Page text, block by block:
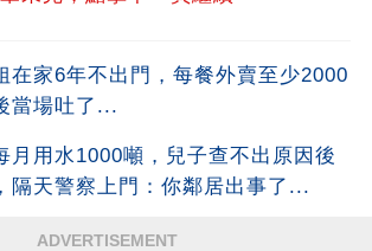
在家6年不出門，每餐外賣至少2000
當場吐了...
月用水1000噸，兒子查不出原因後
隔天警察上門：你鄰居出事了...
ADVERTISEMENT